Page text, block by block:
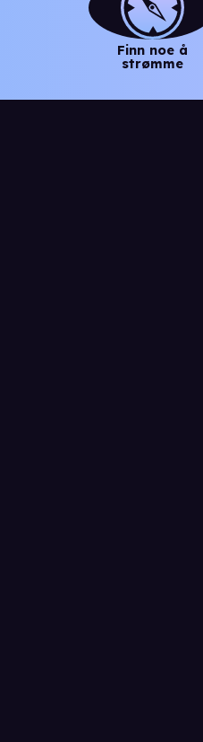
Finn noe å
strømme